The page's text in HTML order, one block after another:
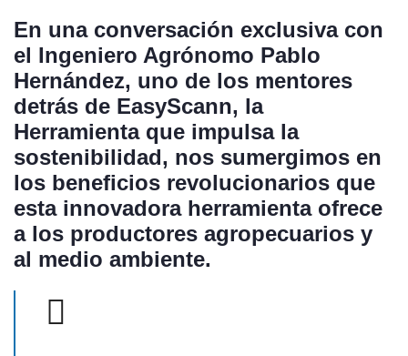
En una conversación exclusiva con
el Ingeniero Agrónomo Pablo
Hernández, uno de los mentores
detrás de EasyScann, la
Herramienta que impulsa la
sostenibilidad, nos sumergimos en
los beneficios revolucionarios que
esta innovadora herramienta ofrece
a los productores agropecuarios y
al medio ambiente.